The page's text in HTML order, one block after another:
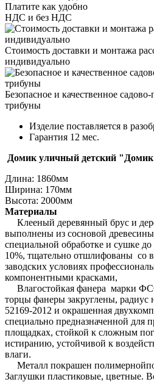
Платите как удобно
НДС и без НДС
Стоимость доставки и монтажа
индивидуально
Безопасное и качественное
трибуны
Изделие поставляется в
Гарантия 12 мес.
Домик уличный детский
Длина: 1860мм
Ширина: 170мм
Высота: 2000мм
Материалы
Клееный деревянный брус и
выполнены из сосновой
специальной обработке и сушке
10%, тщательно отшлифованы со
заводских условиях
компонентными красками,
Влагостойкая фанера марки
торцы фанеры закруглены,
52169-2012 и окрашенная
специально предназначенной для
площадках, стойкой к сложным
истиранию, устойчивой к
влаги.
Металл покрашен
Заглушки пластиковые, цветные.